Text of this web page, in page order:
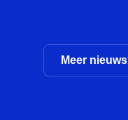
Meer nieuws